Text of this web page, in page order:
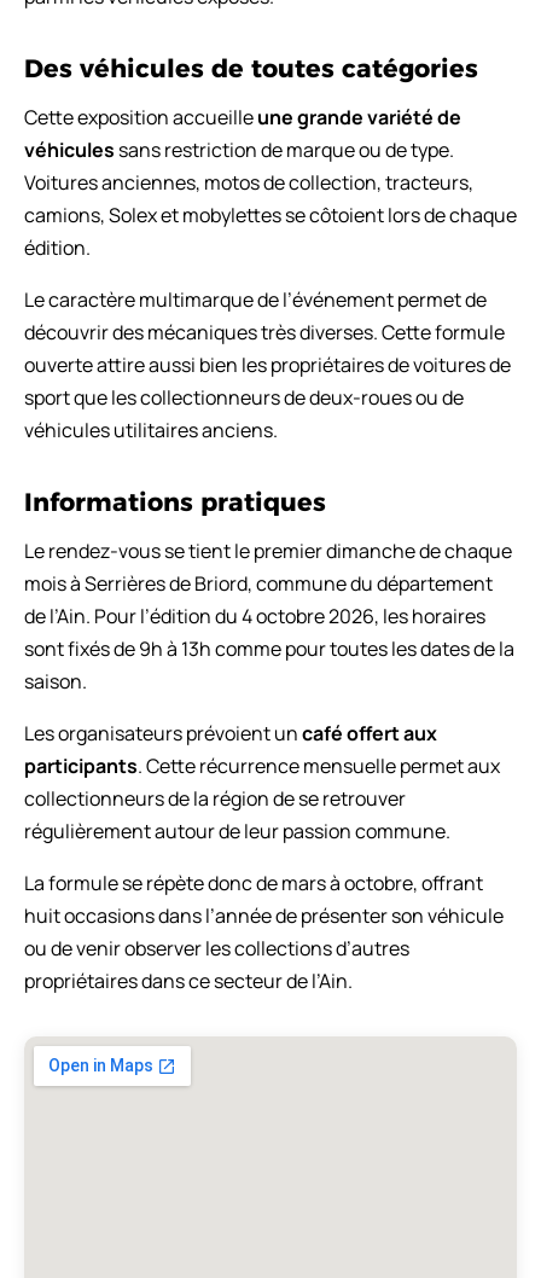
Des véhicules de toutes catégories
Cette exposition accueilleune grande variété de
véhicules sans restriction de marque ou de type.
Voitures anciennes, motos de collection, tracteurs,
camions, Solex et mobylettes se côtoient lors de chaque
édition.
Le caractère multimarque de l’événement permet de
découvrir des mécaniques très diverses. Cette formule
ouverte attire aussi bien les propriétaires de voitures de
sport que les collectionneurs de deux-roues ou de
véhicules utilitaires anciens.
Informations pratiques
Le rendez-vous se tient le premier dimanche de chaque
mois à Serrières de Briord, commune du département
de l’Ain. Pour l’édition du 4 octobre 2026, les horaires
sont fixés de 9h à 13h comme pour toutes les dates de la
saison.
Les organisateurs prévoient uncafé offert aux
participants. Cette récurrence mensuelle permet aux
collectionneurs de la région de se retrouver
régulièrement autour de leur passion commune.
La formule se répète donc de mars à octobre, offrant
huit occasions dans l’année de présenter son véhicule
ou de venir observer les collections d’autres
propriétaires dans ce secteur de l’Ain.